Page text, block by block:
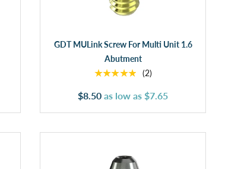
GDT MULink Screw For Multi Unit 1.6
Abutment
★★★★★ (2)
$8.50 as low as $7.65